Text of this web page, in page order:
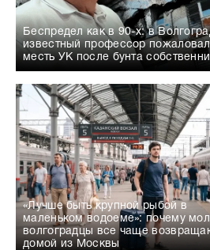
Беспредел как в 90-х: в
известный профессор
месть УК после бунта
«Лучше быть крупной рыбой в
маленьком водоеме»: почему
волгоградцы все чаще
домой из Москвы